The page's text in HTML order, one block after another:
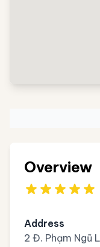
Overview
Address
2 Đ. Phạm Ngũ